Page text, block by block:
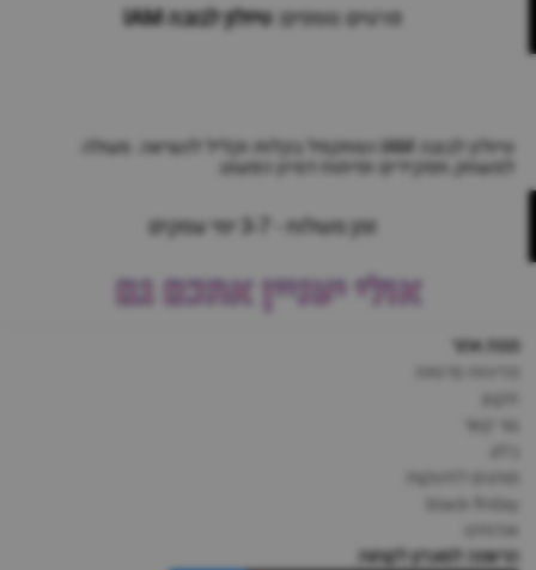
פרטים נוספים:טיולון לבובה IAM
טיולון לבובה IAM המתקפל בקלות וקליל לנשיאה. מעולה
למשחק תפקידים ופיתוח דמיון הפעוט.
זמן משלוח - 3-7 ימי עסקים
אולי יעניין אתכם גם
מפת אתר
צור קשר
מותגים לתינוקות
black-friday
אודותינו
הרשמה למועדון לקוחות